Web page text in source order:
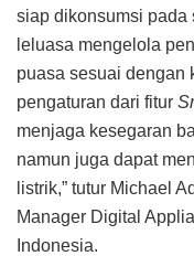
siap dikonsumsi pada
leluasa mengelola
puasa sesuai dengan
pengaturan dari fitur
menjaga kesegaran
namun juga dapat
listrik,” tutur Michael
Manager Digital
Indonesia.